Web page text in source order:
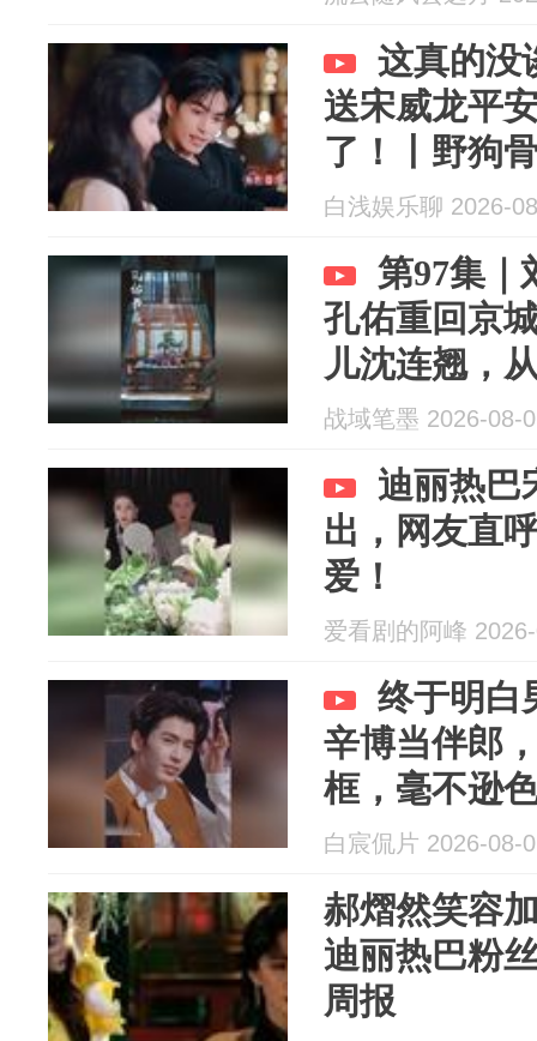
这真的没
送宋威龙平
了！丨野狗
白浅娱乐聊 2026-
第97集｜
孔佑重回京
儿沈连翘，
战域笔墨 2026-08-
迪丽热巴
出，网友直
爱！
爱看剧的阿峰
终于明白
辛博当伴郎
框，毫不逊
白宸侃片 2026-08-
郝熠然笑容
迪丽热巴粉
周报